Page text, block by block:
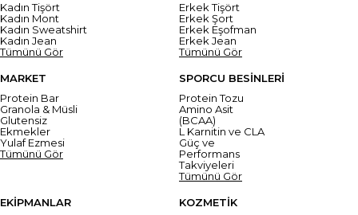
Kadın Tişört
Kadın Mont
Kadın Sweatshirt
Kadın Jean
Tümünü Gör
Erkek Tişört
Erkek Şort
Erkek Eşofman
Erkek Jean
Tümünü Gör
MARKET
Protein Bar
Granola & Müsli
Glutensiz
Ekmekler
Yulaf Ezmesi
Tümünü Gör
SPORCU BESİNLERİ
Protein Tozu
Amino Asit
(BCAA)
L Karnitin ve CLA
Güç ve
Performans
Takviyeleri
Tümünü Gör
EKİPMANLAR
KOZMETİK